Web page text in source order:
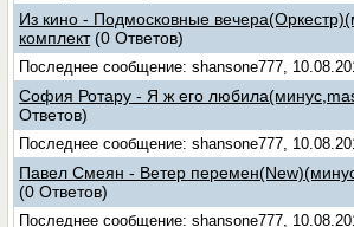
Из кино - Подмосковные
комплект (0 Ответов)
Последнее сообщение: shansone777,
София Ротару - Я ж его
Ответов)
Последнее сообщение: shansone777,
Павел Смеян - Ветер
(0 Ответов)
Последнее сообщение: shansone777,